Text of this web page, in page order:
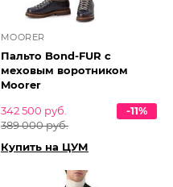
MOORER
Пальто Bond-FUR с
меховым воротником
Moorer
342 500 руб.
389 000 руб.
-11%
Купить на ЦУМ